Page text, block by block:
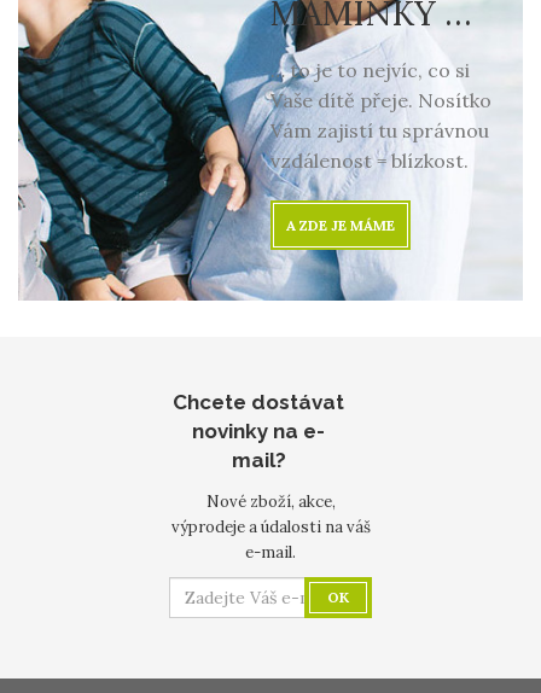
MAMINKY …
… to je to nejvíc, co si
Vaše dítě přeje. Nosítko
Vám zajistí tu správnou
vzdálenost = blízkost.
A ZDE JE MÁME
Chcete dostávat
novinky na e-
mail?
Nové zboží, akce,
výprodeje a údalosti na váš
e-mail.
OK